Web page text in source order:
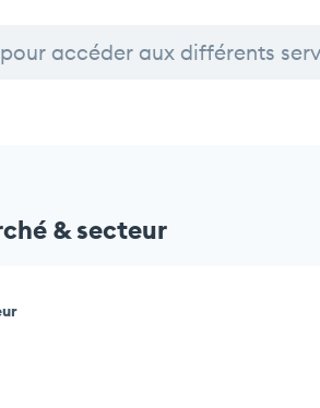
pour accéder aux différents
& secteur